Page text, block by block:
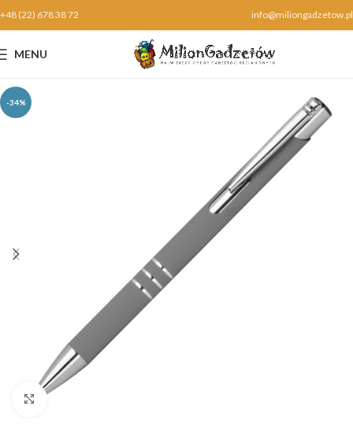
+48 (22) 678 38 72 info@miliongadzetow.pl
MENU
-34%
Kliknij aby powiększyć